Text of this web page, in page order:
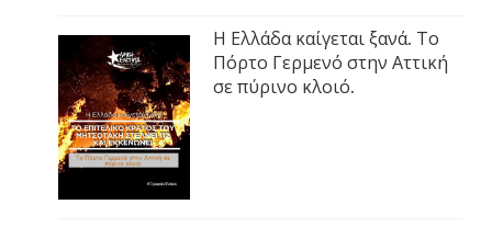
Η Ελλάδα καίγεται ξανά. Το
Πόρτο Γερμενό στην Αττική
σε πύρινο κλοιό.